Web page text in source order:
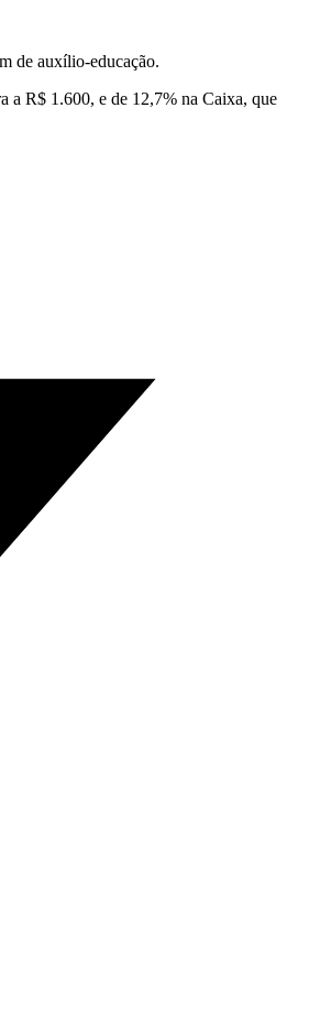
de auxílio-educação.
a R$ 1.600, e de 12,7% na Caixa, que